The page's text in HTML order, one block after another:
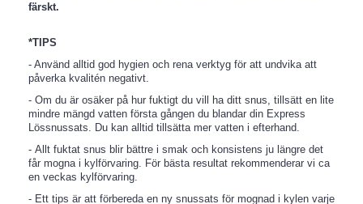
färskt.
*TIPS
- Använd alltid god hygien och rena verktyg för att undvika att
påverka kvalitén negativt.
- Om du är osäker på hur fuktigt du vill ha ditt snus, tillsätt en lite
mindre mängd vatten första gången du blandar din Express
Lössnussats. Du kan alltid tillsätta mer vatten i efterhand.
- Allt fuktat snus blir bättre i smak och konsistens ju längre det
får mogna i kylförvaring. För bästa resultat rekommenderar vi ca
en veckas kylförvaring.
- Ett tips är att förbereda en ny snussats för mognad i kylen varje